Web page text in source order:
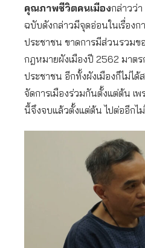
คุณภาพชีวิตคนเมืองกล่าวว่า
ฉบับดังกล่าวมีจุดอ่อนในเรื่องก
ประชาชน ขาดการมีส่วนรวมข
กฎหมายผังเมืองปี 2562 มาตร
ประชาชน อีกทั้งผังเมืองก็ไม่ไ
จัดการเมืองร่วมกันตั้งแต่ต้น เ
นี้จึงจบแล้วตั้งแต่ต้น ไปต่ออีกไม่